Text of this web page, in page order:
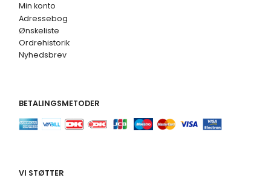
Min konto
Adressebog
Ønskeliste
Ordrehistorik
Nyhedsbrev
BETALINGSMETODER
VI STØTTER